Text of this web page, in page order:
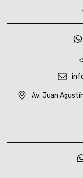
Av. Juan